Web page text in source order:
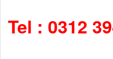
Tel : 0312